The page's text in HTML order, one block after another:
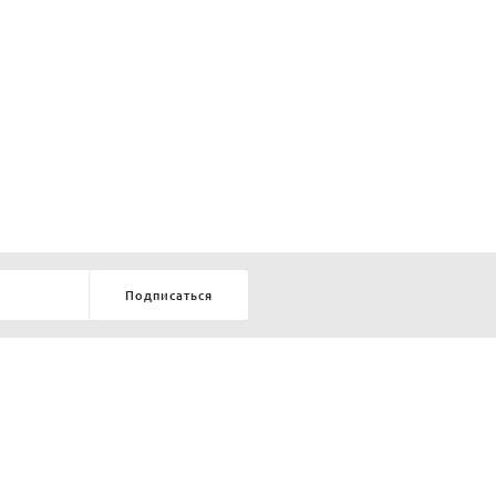
Подписаться